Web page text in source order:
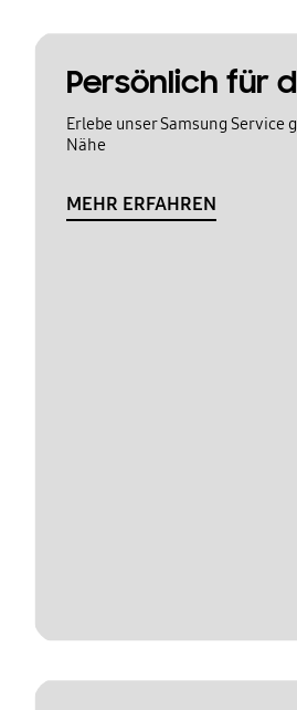
Persönlich für
Erlebe unser Samsung Service
Nähe
MEHR ERFAHREN